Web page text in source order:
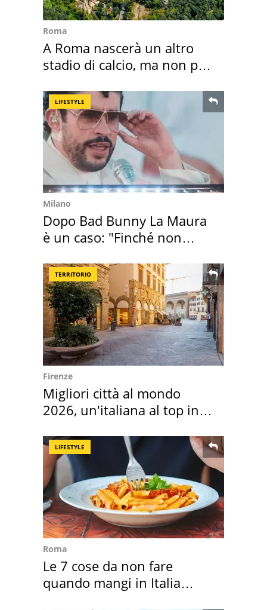
Roma
A Roma nascerà un altro
stadio di calcio, ma non per
LIFESTYLE
Milano
Dopo Bad Bunny La Maura
è un caso: "Finché non
TERRITORIO
Firenze
Migliori città al mondo
2026, un'italiana al top in
LIFESTYLE
Roma
Le 7 cose da non fare
quando mangi in Italia